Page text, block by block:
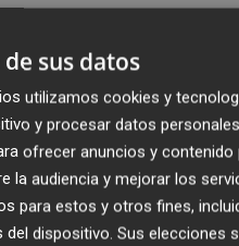
sus datos
utilizamos cookies y
y procesar datos
ofrecer anuncios y
la audiencia y mejorar los
para estos y otros fines,
dispositivo. Sus elecciones